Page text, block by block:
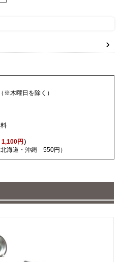
※木曜日を除く）
1,100円 ）
海道・沖縄 550円）